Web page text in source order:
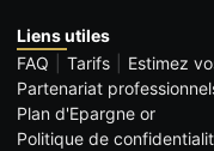
Liens utiles
FAQ
Tarifs Estimez
Partenariat
Plan d'Epargne or
Politique de